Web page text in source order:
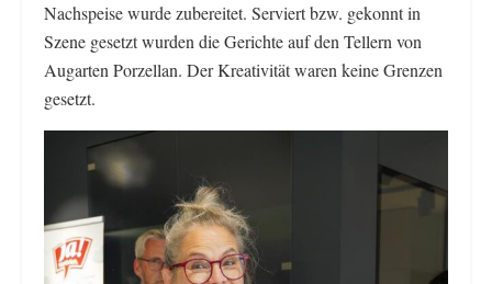
Nachspeise wurde zubereitet. Serviert bzw. gekonnt in
Szene gesetzt wurden die Gerichte auf den Tellern von
Augarten Porzellan. Der Kreativität waren keine Grenzen
gesetzt.